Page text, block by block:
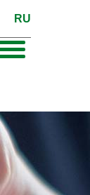
RU